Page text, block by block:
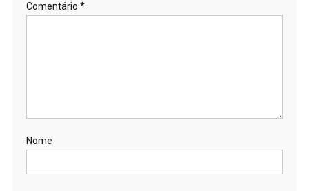
Comentário *
Nome